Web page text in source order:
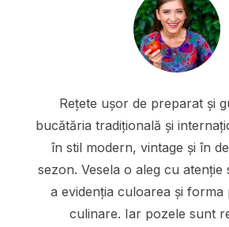
Rețete ușor de preparat și
bucătăria tradițională și
în stil modern, vintage și în
sezon. Vesela o aleg cu
a evidenția culoarea și
culinare. Iar pozele sunt